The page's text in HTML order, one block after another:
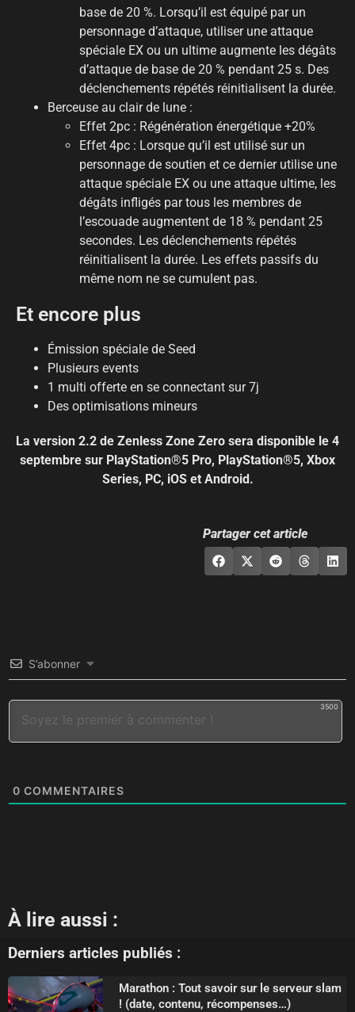
base de 20 %. Lorsqu’il est équipé par un
personnage d’attaque, utiliser une attaque
spéciale EX ou un ultime augmente les dégâts
d’attaque de base de 20 % pendant 25 s. Des
déclenchements répétés réinitialisent la durée.
Berceuse au clair de lune :
Effet 2pc : Régénération énergétique +20%
Effet 4pc : Lorsque qu’il est utilisé sur un
personnage de soutien et ce dernier utilise une
attaque spéciale EX ou une attaque ultime, les
dégâts infligés par tous les membres de
l’escouade augmentent de 18 % pendant 25
secondes. Les déclenchements répétés
réinitialisent la durée. Les effets passifs du
même nom ne se cumulent pas.
Et encore plus
Émission spéciale de Seed
Plusieurs events
1 multi offerte en se connectant sur 7j
Des optimisations mineurs
La version 2.2 de Zenless Zone Zero sera disponible le 4
septembre sur PlayStation®5 Pro, PlayStation®5, Xbox
Series, PC, iOS et Android.
Partager cet article
S’abonner
3500
0 COMMENTAIRES
À lire aussi :
Derniers articles publiés :
Marathon : Tout savoir sur le serveur slam
! (date, contenu, récompenses…)